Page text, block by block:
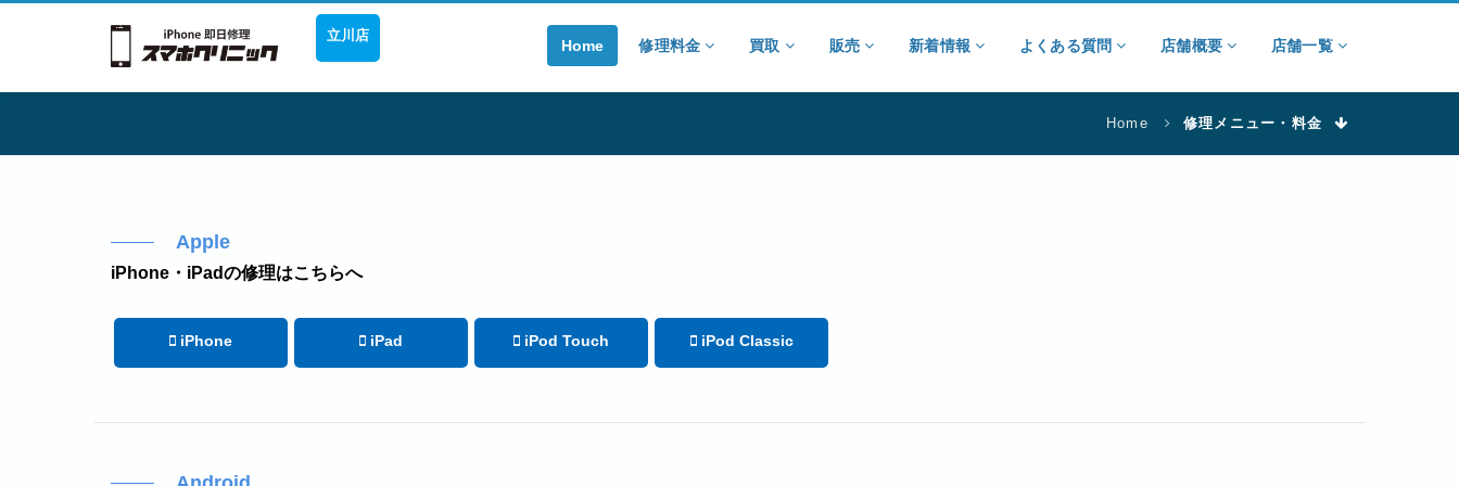
立川店
Home 修理料金 買取 販売 新着情報 よくある質問 店舗概要 店舗一覧
Home 修理メニュー・料金
Apple
iPhone・iPadの修理はこちらへ
iPhone iPad iPod Touch iPod Classic